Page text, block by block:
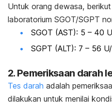
Untuk orang dewasa,
laboratorium SGOT/SGPT
SGOT (AST): 5 – 40
SGPT (ALT): 7 – 56
2. Pemeriksaan darah
Tes darah adalah
dilakukan untuk menilai